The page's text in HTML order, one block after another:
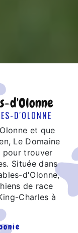
d'Olonne
D'OLONNE
et que
Le Domaine
pour trouver
Située dans
d'Olonne,
de race
Charles à